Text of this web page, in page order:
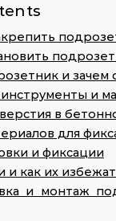
и зачем
и
в
для
и фиксации
как их
и монтаж